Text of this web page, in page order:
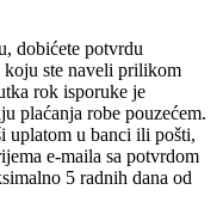
dobićete potvrdu
koju ste naveli prilikom
rok isporuke je
plaćanja robe pouzećem.
uplatom u banci ili pošti,
e-maila sa potvrdom
5 radnih dana od